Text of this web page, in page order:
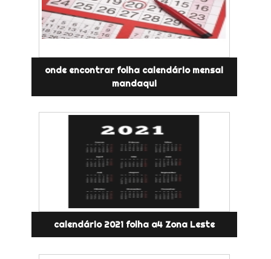
onde encontrar folha calendário mensal
mandaqui
calendário 2021 folha a4 Zona Leste